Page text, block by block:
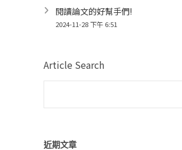
閱讀論文的好幫手們!
2024-11-28 下午 6:51
Article Search
近期文章